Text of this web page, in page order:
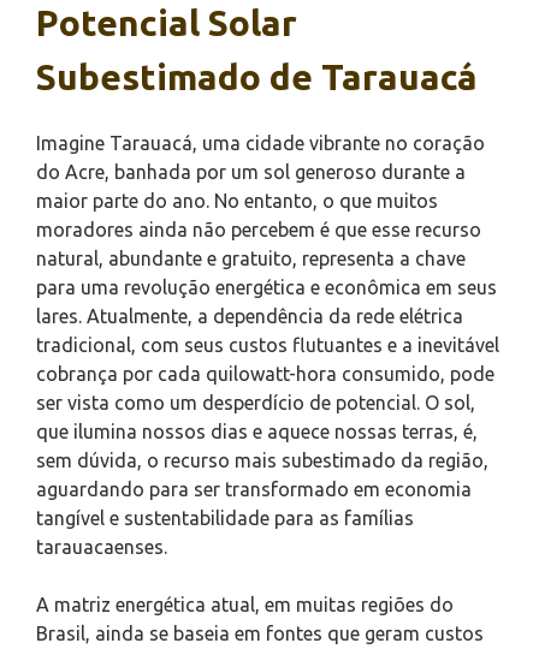
Potencial Solar
Subestimado de Tarauacá
Imagine Tarauacá, uma cidade vibrante no coração
do Acre, banhada por um sol generoso durante a
maior parte do ano. No entanto, o que muitos
moradores ainda não percebem é que esse recurso
natural, abundante e gratuito, representa a chave
para uma revolução energética e econômica em seus
lares. Atualmente, a dependência da rede elétrica
tradicional, com seus custos flutuantes e a inevitável
cobrança por cada quilowatt-hora consumido, pode
ser vista como um desperdício de potencial. O sol,
que ilumina nossos dias e aquece nossas terras, é,
sem dúvida, o recurso mais subestimado da região,
aguardando para ser transformado em economia
tangível e sustentabilidade para as famílias
tarauacaenses.
A matriz energética atual, em muitas regiões do
Brasil, ainda se baseia em fontes que geram custos